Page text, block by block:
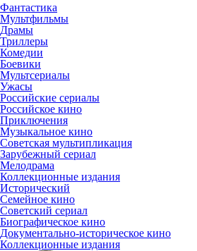
Фантастика
Мультфильмы
Драмы
Триллеры
Комедии
Боевики
Мультсериалы
Ужасы
Российские сериалы
Российское кино
Приключения
Музыкальное кино
Советская мультипликация
Зарубежный сериал
Мелодрама
Коллекционные издания
Исторический
Семейное кино
Советский сериал
Биографическое кино
Документально-историческое кино
Коллекционные издания